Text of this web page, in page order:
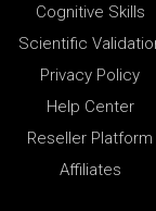
Cognitive Skills
Scientific
Privacy Policy
Help Center
Reseller Platform
Affiliates